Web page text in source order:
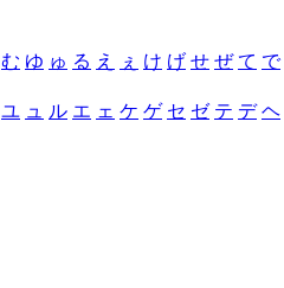
む ゆ ゅ る え ぇ け げ せ ぜ て で
ユ ュ ル エ ェ ケ ゲ セ ゼ テ デ ヘ